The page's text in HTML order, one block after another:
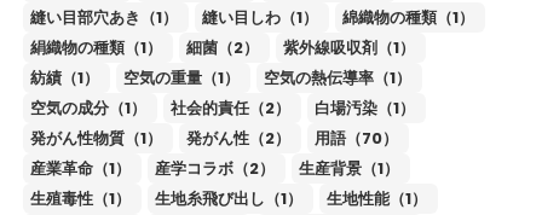
縫い目部穴あき（1）
縫い目しわ（1）
綿織物の種類（1）
絹織物の種類（1）
細菌（2）
紫外線吸収剤（1）
紡績（1）
空気の重量（1）
空気の熱伝導率（1）
空気の成分（1）
社会的責任（2）
白場汚染（1）
発がん性物質（1）
発がん性（2）
用語（70）
産業革命（1）
産学コラボ（2）
生産背景（1）
生殖毒性（1）
生地糸飛び出し（1）
生地性能（1）